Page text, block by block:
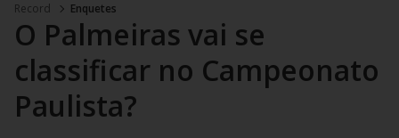
Record Enquetes
O Palmeiras vai se
classificar no Campeonato
Paulista?